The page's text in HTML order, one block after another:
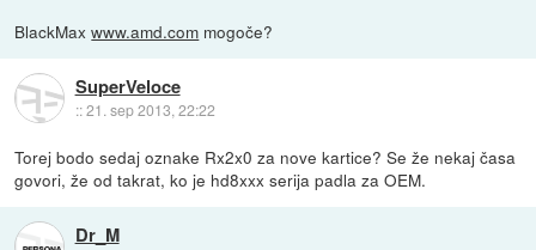
BlackMaxwww.amd.com mogoče?
SuperVeloce
::21. sep 2013, 22:22
Torej bodo sedaj oznake Rx2x0 za nove kartice? Se že nekaj časa
govori, že od takrat, ko je hd8xxx serija padla za OEM.
Dr_M